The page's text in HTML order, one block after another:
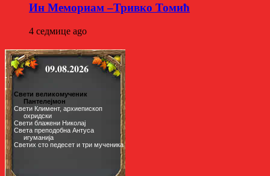
Ин Мемориам –Тривко Томић
4 седмице ago